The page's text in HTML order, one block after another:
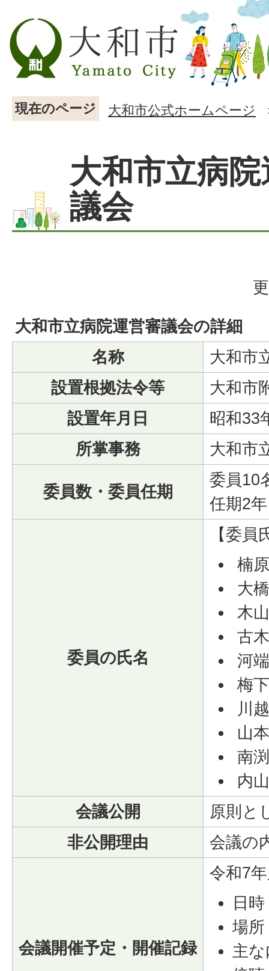
現在のページ 大和市公式ホームページ
大和市立病
議会
大和市立病院運営審議会の詳細
名称
大和市
設置根拠法令等
大和市
設置年月日
昭和33
所掌事務
大和市
委員数・委員任期
委員10
任期2年
委員の氏名
【委
楠
大
木
古
河
梅
川
山
南
内
会議公開
原則と
非公開理由
会議の
会議開催予定・開催記録
令和7
日
場所
主